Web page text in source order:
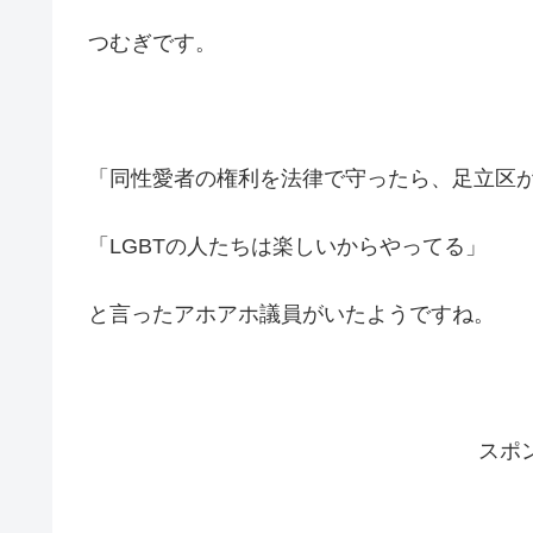
つむぎです。
「同性愛者の権利を法律で守ったら、足立区
「LGBTの人たちは楽しいからやってる」
と言ったアホアホ議員がいたようですね。
スポ